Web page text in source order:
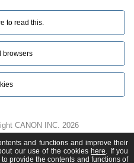
to read this.‎
browsers
CANON INC. 2026
and functions and improve their
our use of the cookies here. If you
provide the contents and functions of